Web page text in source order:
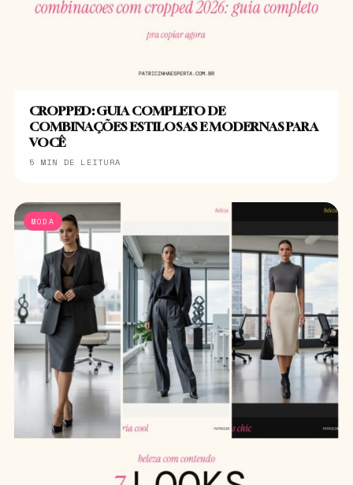
CROPPED: GUIA COMPLETO DE
COMBINAÇÕES ESTILOSAS E MODERNAS PARA
VOCÊ
5 MIN DE LEITURA
MODA